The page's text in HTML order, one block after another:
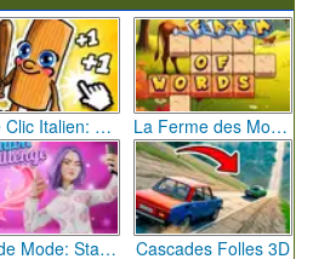
Bébé Clic Italien: La Folie des Petits Bambins La Ferme des Mots - Cultivez votre Vocabulaire
Défi de Mode: Star du Podium Cascades Folles 3D